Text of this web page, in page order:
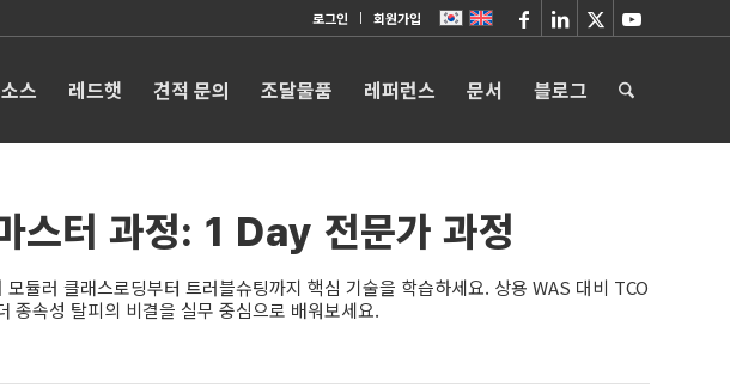
로그인 회원가입
스 레드햇 견적 문의 조달물품 레퍼런스 문서 블로그
터 과정: 1 Day 전문가 과정
듈러 클래스로딩부터 트러블슈팅까지 핵심 기술을 학습하세요. 상용 WAS 대비 TCO
종속성 탈피의 비결을 실무 중심으로 배워보세요.